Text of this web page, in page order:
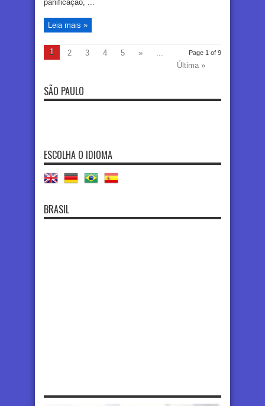
panificação, ...
Leia mais »
Page 1 of 9
1 2 3 4 5 »
...
Última »
SÃO PAULO
ESCOLHA O IDIOMA
BRASIL